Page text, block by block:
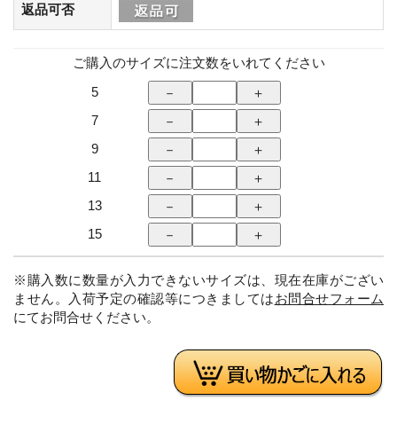
返品可否
ご購入のサイズに注文数をいれてください
5
7
9
11
13
15
※購入数に数量が入力できないサイズは、現在在庫がござい
ません。入荷予定の確認等につきましてはお問合せフォーム
にてお問合せください。